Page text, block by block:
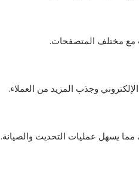
مع مختلف المتصفحات.
وجذب المزيد من العملاء.
مما يسهل عمليات التحديث والصيانة.